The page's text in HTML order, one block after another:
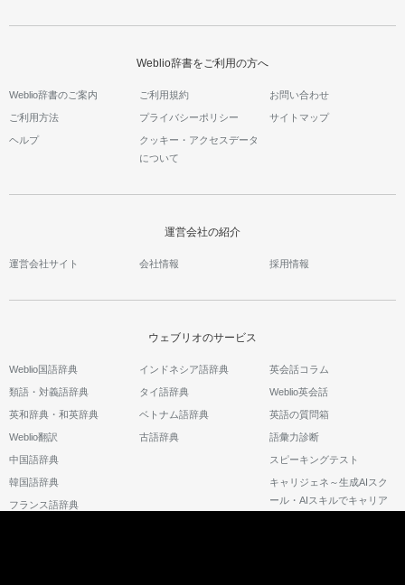
Weblio辞書をご利用の方へ
Weblio辞書のご案内 ご利用規約 お問い合わせ
ご利用方法 プライバシーポリシー サイトマップ
ヘルプ
クッキー・アクセスデータ
について
運営会社の紹介
運営会社サイト 会社情報 採用情報
ウェブリオのサービス
Weblio国語辞典
類語・対義語辞典
英和辞典・和英辞典
Weblio翻訳
中国語辞典
韓国語辞典
フランス語辞典
インドネシア語辞典
タイ語辞典
ベトナム語辞典
古語辞典
英会話コラム
Weblio英会話
英語の質問箱
語彙力診断
スピーキングテスト
キャリジェネ～生成AIスク
ール・AIスキルでキャリア